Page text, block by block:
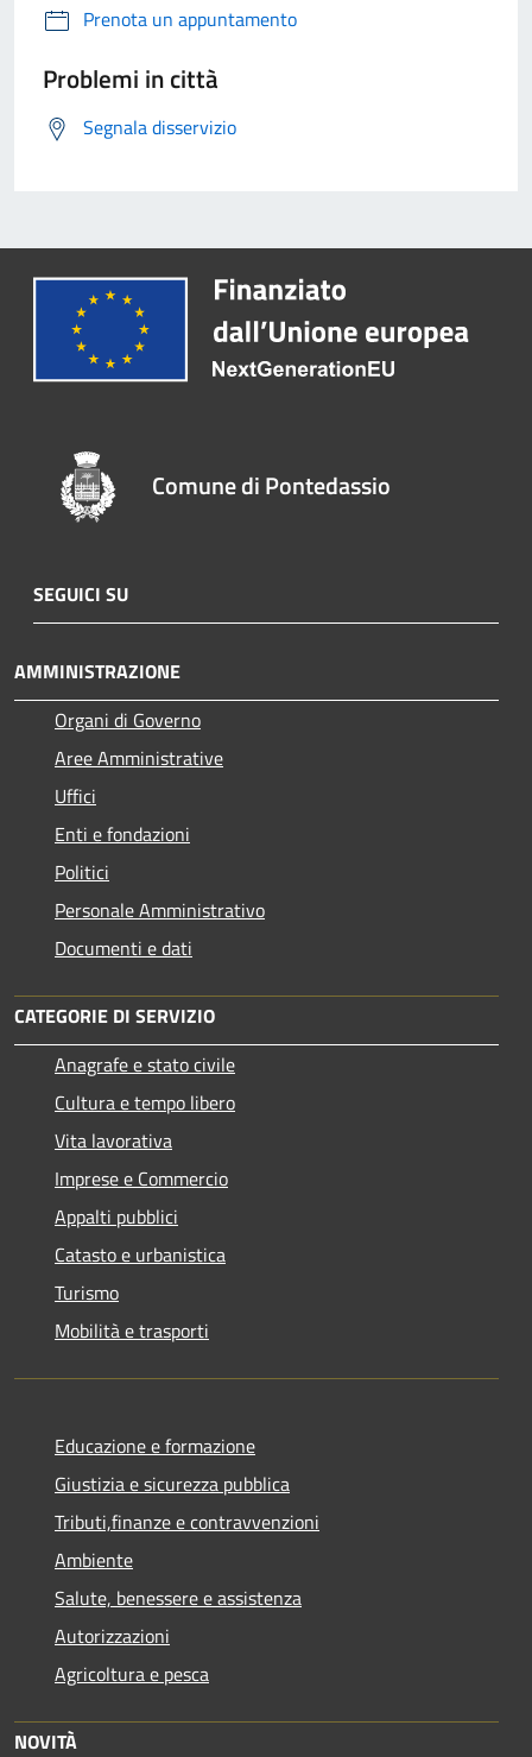
Prenota un appuntamento
Problemi in città
Segnala disservizio
Comune di Pontedassio
SEGUICI SU
AMMINISTRAZIONE
Organi di Governo
Aree Amministrative
Uffici
Enti e fondazioni
Politici
Personale Amministrativo
Documenti e dati
CATEGORIE DI SERVIZIO
Anagrafe e stato civile
Cultura e tempo libero
Vita lavorativa
Imprese e Commercio
Appalti pubblici
Catasto e urbanistica
Turismo
Mobilità e trasporti
Educazione e formazione
Giustizia e sicurezza pubblica
Tributi,finanze e contravvenzioni
Ambiente
Salute, benessere e assistenza
Autorizzazioni
Agricoltura e pesca
NOVITÀ